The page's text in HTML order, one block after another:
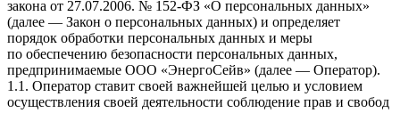
закона от 27.07.2006. № 152-ФЗ «О персональных данных»
(далее — Закон о персональных данных) и определяет
порядок обработки персональных данных и меры
по обеспечению безопасности персональных данных,
предпринимаемые ООО «ЭнергоСейв» (далее — Оператор).
1.1. Оператор ставит своей важнейшей целью и условием
осуществления своей деятельности соблюдение прав и свобод